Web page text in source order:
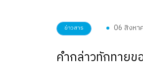
ข่าวสาร 06 สิงหา
คำกล่าวทักทายข